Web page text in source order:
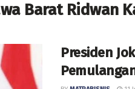
Barat Ridwan
Presiden